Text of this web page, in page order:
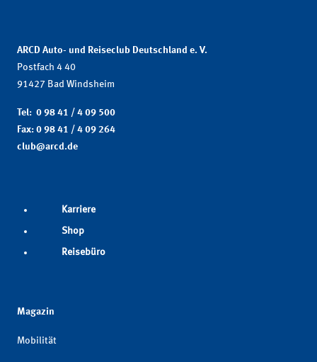
ARCD Auto- und Reiseclub Deutschland e. V.
Postfach 4 40
91427 Bad Windsheim
Tel: 0 98 41 / 4 09 500
Fax: 0 98 41 / 4 09 264
club@arcd.de
Karriere
Shop
Reisebüro
Magazin
Mobilität